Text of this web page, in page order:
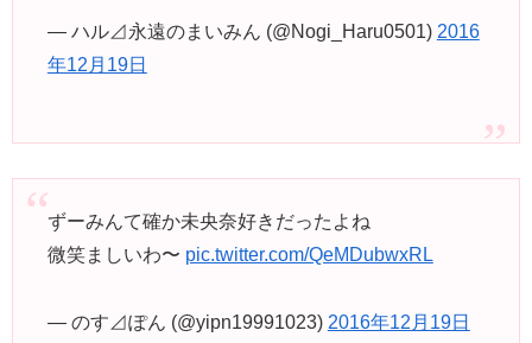
— ハル⊿永遠のまいみん (@Nogi_Haru0501) 2016
年12月19日
ずーみんて確か未央奈好きだったよね
微笑ましいわ〜 pic.twitter.com/QeMDubwxRL
— のす⊿ぽん (@yipn19991023) 2016年12月19日